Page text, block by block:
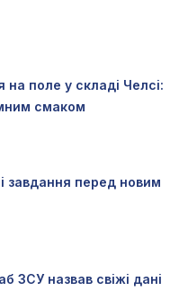
поле у складі Челсі:
смаком
завдання перед новим
ЗСУ назвав свіжі дані